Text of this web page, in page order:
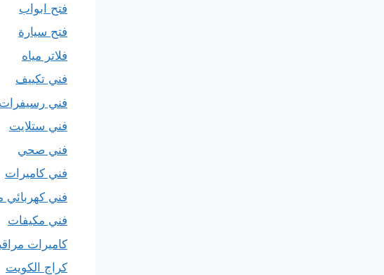
فتح ابواب
فتح سيارة
فلاتر مياه
فني تكييف
فني رسيفرات
فني ستلايت
فني صحي
فني كاميرات
فني كهربائي
فني مكيفات
كاميرات
كراج الكويت